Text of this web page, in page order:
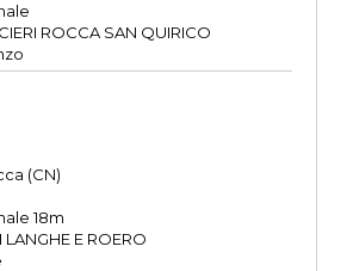
ROCCA SAN QUIRICO
(CN)
18m
LANGHE E ROERO